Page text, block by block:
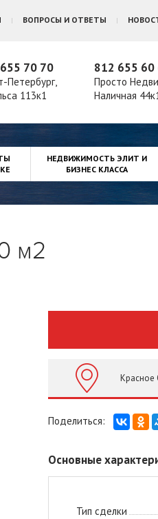
ВОПРОСЫ И ОТВЕТЫ
70 70
Петербург,
113к1
812 655 60
Просто
Наличная
НЕДВИЖИМОСТЬ ЭЛИТ И
БИЗНЕС КЛАССА
м2
Красное
Основные
Тип сделки